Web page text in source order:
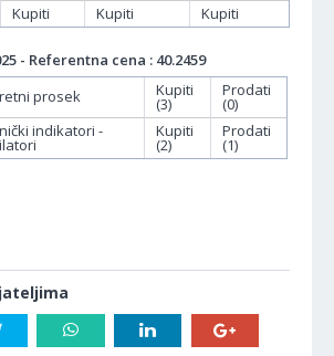
Kupiti Kupiti Kupiti
- Referentna cena : 40.2459
prosek Kupiti
(3)
Prodati
(0)
indikatori -
Kupiti
(2)
Prodati
(1)